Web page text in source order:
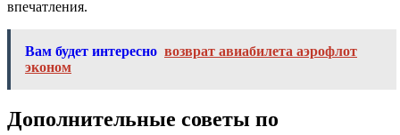
впечатления.
Вам будет интересно возврат авиабилета аэрофлот
эконом
Дополнительные советы по